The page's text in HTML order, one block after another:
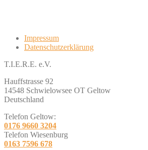
Impressum
Datenschutzerklärung
T.I.E.R.E. e.V.
Hauffstrasse 92
14548 Schwielowsee OT Geltow
Deutschland
Telefon Geltow:
0176 9660 3204
Telefon Wiesenburg
0163 7596 678